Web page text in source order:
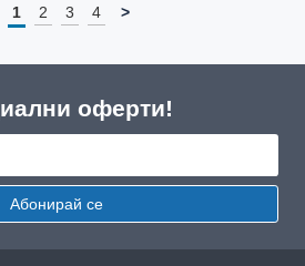
1 2 3 4 >
оферти!
Абонирай се